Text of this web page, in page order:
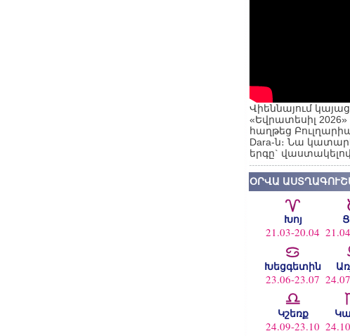
Վիեննայում
«Եվրատեսիլ 2026»
հաղթեց
Dara-ն։ Նա
երգը`
ՕՐՎԱ
Խոյ
21.03-20.04
Խեցգետին
23.06-23.07
Կշեռք
24.09-23.10